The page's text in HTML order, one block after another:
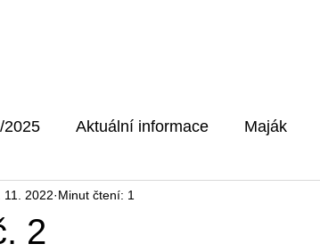
2025 Aktuální informace Maják
2025/2026
2
11. 2022 Minut čtení: 1